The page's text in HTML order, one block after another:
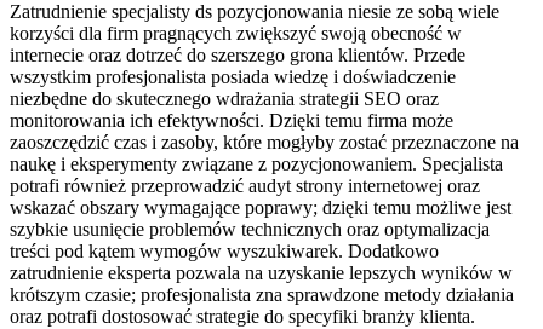
Zatrudnienie specjalisty ds pozycjonowania niesie ze sobą wiele
korzyści dla firm pragnących zwiększyć swoją obecność w
internecie oraz dotrzeć do szerszego grona klientów. Przede
wszystkim profesjonalista posiada wiedzę i doświadczenie
niezbędne do skutecznego wdrażania strategii SEO oraz
monitorowania ich efektywności. Dzięki temu firma może
zaoszczędzić czas i zasoby, które mogłyby zostać przeznaczone na
naukę i eksperymenty związane z pozycjonowaniem. Specjalista
potrafi również przeprowadzić audyt strony internetowej oraz
wskazać obszary wymagające poprawy; dzięki temu możliwe jest
szybkie usunięcie problemów technicznych oraz optymalizacja
treści pod kątem wymogów wyszukiwarek. Dodatkowo
zatrudnienie eksperta pozwala na uzyskanie lepszych wyników w
krótszym czasie; profesjonalista zna sprawdzone metody działania
oraz potrafi dostosować strategie do specyfiki branży klienta.